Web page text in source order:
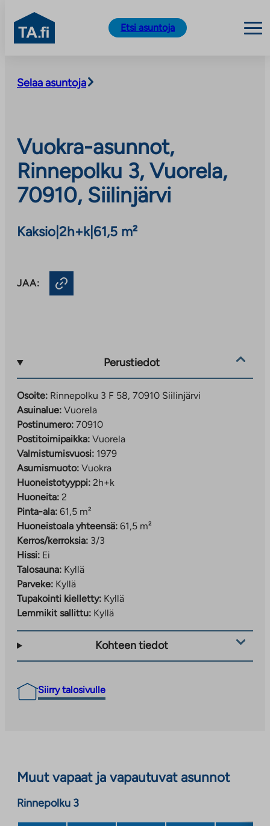
sisältöön
TA.fi
Etsi asuntoja
Selaa asuntoja
Vuokra-asunnot,
Rinnepolku 3, Vuorela,
70910, Siilinjärvi
Kaksio 2h+k| 61,5 m²
JAA:
Perustiedot
Osoite: Rinnepolku 3 F 58, 70910 Siilinjärvi
Asuinalue: Vuorela
Postinumero: 70910
Postitoimipaikka: Vuorela
Valmistumisvuosi: 1979
Asumismuoto: Vuokra
Huoneistotyyppi: 2h+k
Huoneita: 2
Pinta-ala: 61,5 m²
Huoneistoala yhteensä: 61,5 m²
Kerros/kerroksia: 3/3
Hissi: Ei
Talosauna: Kyllä
Parveke: Kyllä
Tupakointi kielletty: Kyllä
Lemmikit sallittu: Kyllä
Kohteen tiedot
Siirry talosivulle
Muut vapaat ja vapautuvat asunnot
Rinnepolku 3